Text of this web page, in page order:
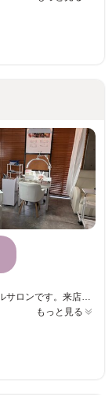
nail salon LINKは、登戸に新しくオープンしたネイルサロンです。来店されたお客様には、様々なサービスや割引をご用意しておりますので、お得に利用できます。静かで穏やかな時間を過ごせる環境が整えられており、心が整う静かな雰囲気が感じられます。このサロンでは、幅広い年齢層のお客様に対応し、多様な年齢に向けたサービスを提供しております。リーズナブルな価格設定で、何度でも通える嬉しい価格が魅力です。さらにお子様連れでも安心してご利用いただける設備が整っており、クレジットカードでの支払いも可能です。新しい自分への変身を楽しむなら、ぜひnail salon LINKをご利用ください。
もっと見る